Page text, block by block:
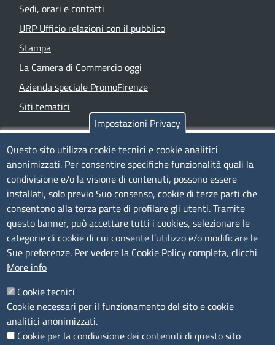
Sedi, orari e contatti
URP Ufficio relazioni con il pubblico
Stampa
La Camera di Commercio oggi
Azienda speciale PromoFirenze
Siti tematici
TRASPARENZA
Albo Online
Amministrazione trasparente
Bandi e concorsi
Segnalazioni Whistleblowing
Accessibilità
IBAN e pagamenti informatici
Informative privacy e cookie
Verifiche PA
Attuazione misure PNRR
Impostazioni Privacy
Questo sito utilizza cookie tecnici e cookie analitici
anonimizzati. Per consentire specifiche funzionalità quali la
condivisione e/o la visione di contenuti, possono essere
installati, solo previo Suo consenso, cookie di terze parti che
consentono alla terza parte di profilare gli utenti. Tramite
questo banner, può accettare tutti i cookies, selezionare le
categorie di cookie di cui consente l’utilizzo e/o modificare le
Sue preferenze. Per vedere la Cookie Policy completa, clicchi
More info
Cookie tecnici
Cookie necessari per il funzionamento del sito e cookie
analitici anonimizzati.
Cookie per la condivisione dei contenuti di questo sito